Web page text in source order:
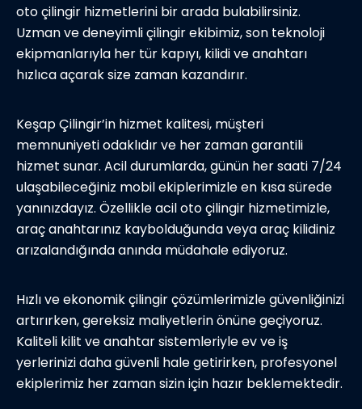
oto çilingir hizmetlerini bir arada bulabilirsiniz.
Uzman ve deneyimli çilingir ekibimiz, son teknoloji
ekipmanlarıyla her tür kapıyı, kilidi ve anahtarı
hızlıca açarak size zaman kazandırır.
Keşap Çilingir’in hizmet kalitesi, müşteri
memnuniyeti odaklıdır ve her zaman garantili
hizmet sunar. Acil durumlarda, günün her saati 7/24
ulaşabileceğiniz mobil ekiplerimizle en kısa sürede
yanınızdayız. Özellikle acil oto çilingir hizmetimizle,
araç anahtarınız kaybolduğunda veya araç kilidiniz
arızalandığında anında müdahale ediyoruz.
Hızlı ve ekonomik çilingir çözümlerimizle güvenliğinizi
artırırken, gereksiz maliyetlerin önüne geçiyoruz.
Kaliteli kilit ve anahtar sistemleriyle ev ve iş
yerlerinizi daha güvenli hale getirirken, profesyonel
ekiplerimiz her zaman sizin için hazır beklemektedir.